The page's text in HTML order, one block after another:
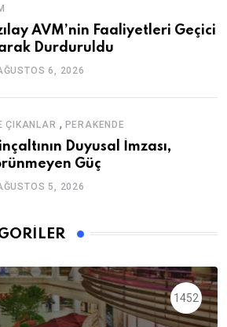
AVM’nin Faaliyetleri Geçici
Durduruldu
6, 2026
ÇIKANLAR , PERAKENDE
Duyusal İmzası,
Güç
5, 2026
1452